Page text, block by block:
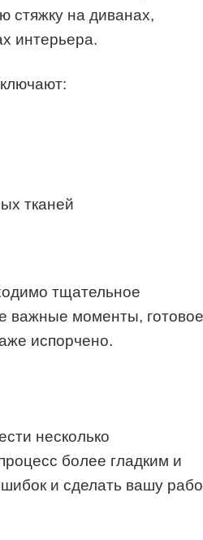
стяжку на диванах,
интерьера.
тканей
тщательное
важные моменты, готовое
испорчено.
несколько
более гладким и
и сделать вашу